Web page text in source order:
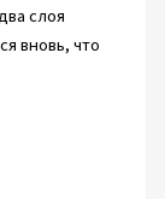
слоя
вновь, что